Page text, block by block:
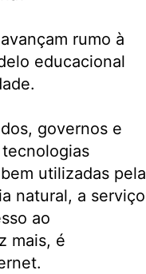
rumo à
educacional
governos e
utilizadas pela
natural, a serviço
ao
mais, é